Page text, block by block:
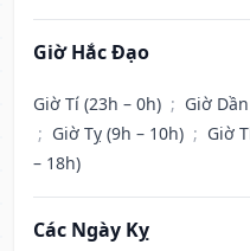
Giờ Hắc Đạo
Giờ Tí (23h – 0h) ; Giờ
; Giờ Tỵ (9h – 10h) ; Giờ
– 18h)
Các Ngày Kỵ